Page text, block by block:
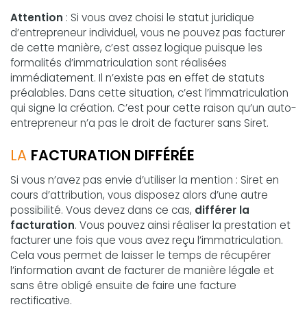
Attention : Si vous avez choisi le statut juridique
d’entrepreneur individuel, vous ne pouvez pas facturer
de cette manière, c’est assez logique puisque les
formalités d’immatriculation sont réalisées
immédiatement. Il n’existe pas en effet de statuts
préalables. Dans cette situation, c’est l’immatriculation
qui signe la création. C’est pour cette raison qu’un auto-
entrepreneur n’a pas le droit de facturer sans Siret.
LA FACTURATION DIFFÉRÉE
Si vous n’avez pas envie d’utiliser la mention : Siret en
cours d’attribution, vous disposez alors d’une autre
possibilité. Vous devez dans ce cas, différer la
facturation. Vous pouvez ainsi réaliser la prestation et
facturer une fois que vous avez reçu l’immatriculation.
Cela vous permet de laisser le temps de récupérer
l’information avant de facturer de manière légale et
sans être obligé ensuite de faire une facture
rectificative.